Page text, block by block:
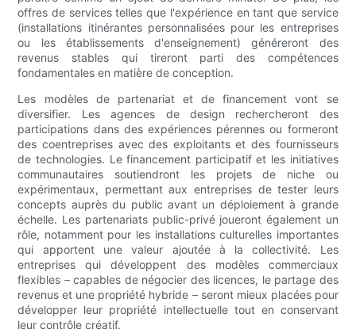
offres de services telles que l'expérience en tant que service
(installations itinérantes personnalisées pour les entreprises
ou les établissements d'enseignement) généreront des
revenus stables qui tireront parti des compétences
fondamentales en matière de conception.
Les modèles de partenariat et de financement vont se
diversifier. Les agences de design rechercheront des
participations dans des expériences pérennes ou formeront
des coentreprises avec des exploitants et des fournisseurs
de technologies. Le financement participatif et les initiatives
communautaires soutiendront les projets de niche ou
expérimentaux, permettant aux entreprises de tester leurs
concepts auprès du public avant un déploiement à grande
échelle. Les partenariats public-privé joueront également un
rôle, notamment pour les installations culturelles importantes
qui apportent une valeur ajoutée à la collectivité. Les
entreprises qui développent des modèles commerciaux
flexibles – capables de négocier des licences, le partage des
revenus et une propriété hybride – seront mieux placées pour
développer leur propriété intellectuelle tout en conservant
leur contrôle créatif.